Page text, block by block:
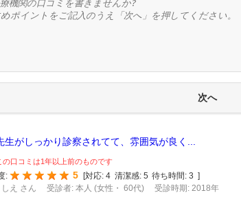
生がしっかり診察されてて、雰囲気が良く...
の口コミは1年以上前のものです
:
5 対応: 4 清潔感: 5 待ち時間: 3
え さん
受診者: 本人 (女性・ 60代) 受診時期: 2018年